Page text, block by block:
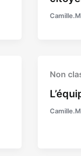
Non